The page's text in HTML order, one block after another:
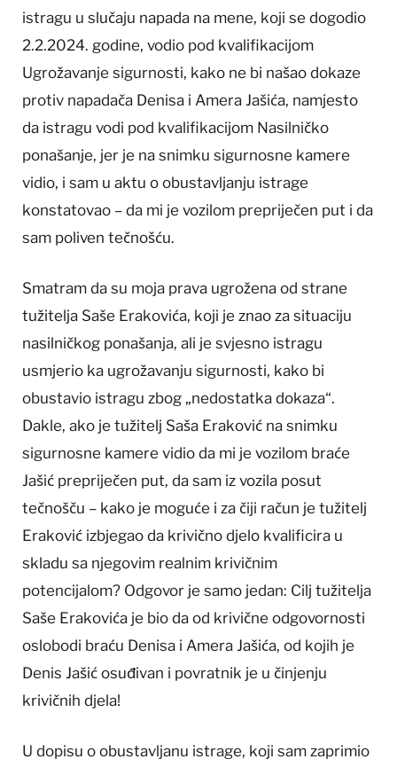
istragu u slučaju napada na mene, koji se dogodio
2.2.2024. godine, vodio pod kvalifikacijom
Ugrožavanje sigurnosti, kako ne bi našao dokaze
protiv napadača Denisa i Amera Jašića, namjesto
da istragu vodi pod kvalifikacijom Nasilničko
ponašanje, jer je na snimku sigurnosne kamere
vidio, i sam u aktu o obustavljanju istrage
konstatovao – da mi je vozilom prepriječen put i da
sam poliven tečnošću.
Smatram da su moja prava ugrožena od strane
tužitelja Saše Erakovića, koji je znao za situaciju
nasilničkog ponašanja, ali je svjesno istragu
usmjerio ka ugrožavanju sigurnosti, kako bi
obustavio istragu zbog „nedostatka dokaza“.
Dakle, ako je tužitelj Saša Eraković na snimku
sigurnosne kamere vidio da mi je vozilom braće
Jašić prepriječen put, da sam iz vozila posut
tečnošču – kako je moguće i za čiji račun je tužitelj
Eraković izbjegao da krivično djelo kvalificira u
skladu sa njegovim realnim krivičnim
potencijalom? Odgovor je samo jedan: Cilj tužitelja
Saše Erakovića je bio da od krivične odgovornosti
oslobodi braću Denisa i Amera Jašića, od kojih je
Denis Jašić osuđivan i povratnik je u činjenju
krivičnih djela!
U dopisu o obustavljanu istrage, koji sam zaprimio